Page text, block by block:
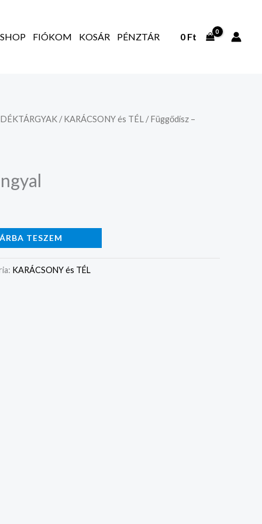
FIÓKOM KOSÁR PÉNZTÁR 0 Ft
/KARÁCSONY és TÉL / Függődísz –
TESZEM
KARÁCSONY és TÉL